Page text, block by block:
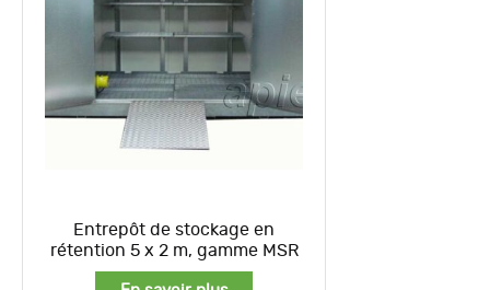
Entrepôt de stockage en
rétention 5 x 2 m, gamme MSR